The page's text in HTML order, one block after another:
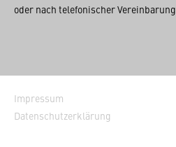
oder nach telefonischer Vereinbarung
Impressum
Datenschutzerklärung